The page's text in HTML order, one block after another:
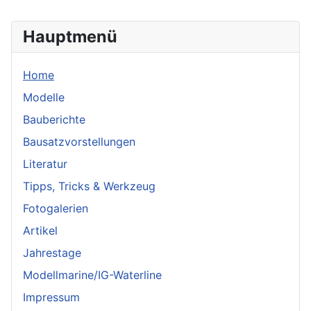
Hauptmenü
Home
Modelle
Bauberichte
Bausatzvorstellungen
Literatur
Tipps, Tricks & Werkzeug
Fotogalerien
Artikel
Jahrestage
Modellmarine/IG-Waterline
Impressum